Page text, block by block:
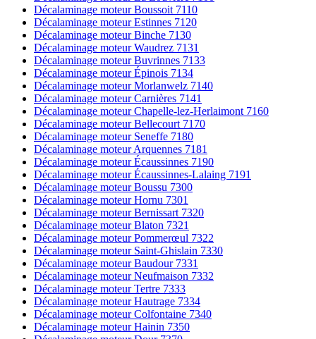
Décalaminage moteur Boussoit 7110
Décalaminage moteur Estinnes 7120
Décalaminage moteur Binche 7130
Décalaminage moteur Waudrez 7131
Décalaminage moteur Buvrinnes 7133
Décalaminage moteur Épinois 7134
Décalaminage moteur Morlanwelz 7140
Décalaminage moteur Carnières 7141
Décalaminage moteur Chapelle-lez-Herlaimont 7160
Décalaminage moteur Bellecourt 7170
Décalaminage moteur Seneffe 7180
Décalaminage moteur Arquennes 7181
Décalaminage moteur Écaussinnes 7190
Décalaminage moteur Écaussinnes-Lalaing 7191
Décalaminage moteur Boussu 7300
Décalaminage moteur Hornu 7301
Décalaminage moteur Bernissart 7320
Décalaminage moteur Blaton 7321
Décalaminage moteur Pommerœul 7322
Décalaminage moteur Saint-Ghislain 7330
Décalaminage moteur Baudour 7331
Décalaminage moteur Neufmaison 7332
Décalaminage moteur Tertre 7333
Décalaminage moteur Hautrage 7334
Décalaminage moteur Colfontaine 7340
Décalaminage moteur Hainin 7350